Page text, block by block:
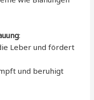
:
Leber und fördert
und beruhigt